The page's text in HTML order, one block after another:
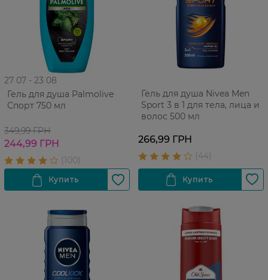
27 07 - 23 08
Гель для душа Palmolive
Спорт 750 мл
349,99 ГРН
244,99 ГРН
Гель для душа Nivea Men
Sport 3 в 1 для тела, лица и
волос 500 мл
266,99 ГРН